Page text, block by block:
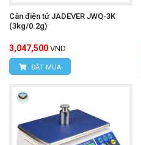
Cân điện tử JADEVER JWQ-3K
(3kg/0.2g)
3,047,500 VND
ĐẶT MUA